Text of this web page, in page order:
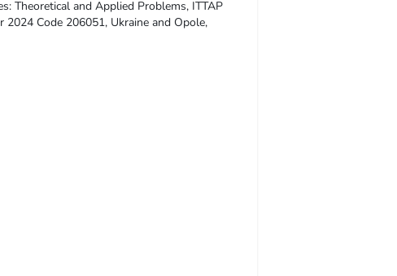
Theoretical and Applied Problems, ITTAP
Code 206051, Ukraine and Opole,